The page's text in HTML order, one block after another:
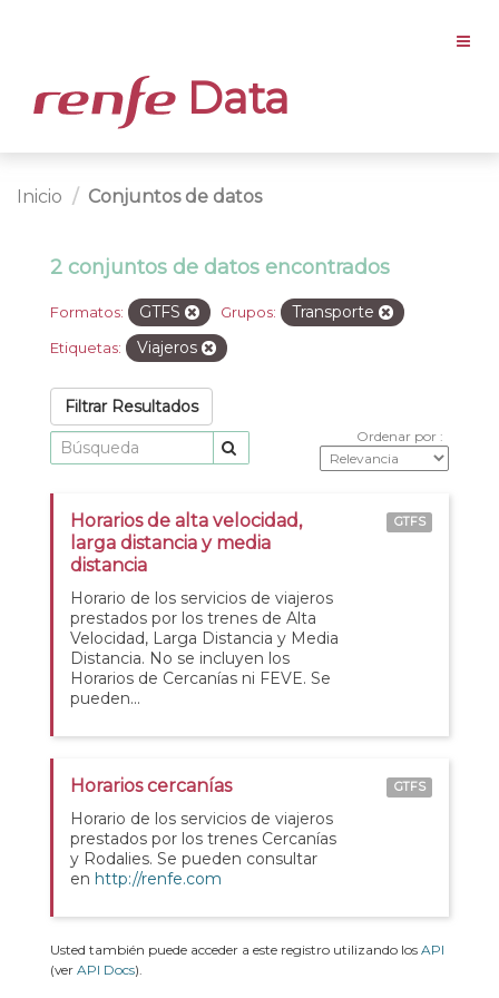
Data
Inicio Conjuntos de datos
2 conjuntos de datos encontrados
Formatos: GTFS Grupos: Transporte
Etiquetas: Viajeros
Filtrar Resultados
Ordenar por
Horarios de alta velocidad,
larga distancia y media
distancia
Horario de los servicios de viajeros
prestados por los trenes de Alta
Velocidad, Larga Distancia y Media
Distancia. No se incluyen los
Horarios de Cercanías ni FEVE. Se
pueden...
GTFS
Horarios cercanías
Horario de los servicios de viajeros
prestados por los trenes Cercanías
y Rodalies. Se pueden consultar
en http://renfe.com
GTFS
Usted también puede acceder a este registro utilizando los API
(ver API Docs).